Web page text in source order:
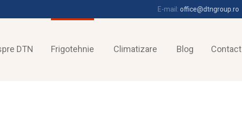
E-mail: office@dtngroup.ro
DTN Frigotehnie Climatizare Blog Contact